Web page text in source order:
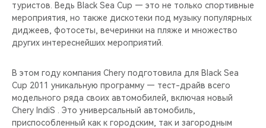
туристов. Ведь Black Sea Cup — это не только спортивные
мероприятия, но также дискотеки под музыку популярных
диджеев, фотосеты, вечеринки на пляже и множество
других интереснейших мероприятий.
В этом году компания Chery подготовила для Black Sea
Cup 2011 уникальную программу — тест-драйв всего
модельного ряда своих автомобилей, включая новый
Chery IndiS . Это универсальный автомобиль,
приспособленный как к городским, так и загородным